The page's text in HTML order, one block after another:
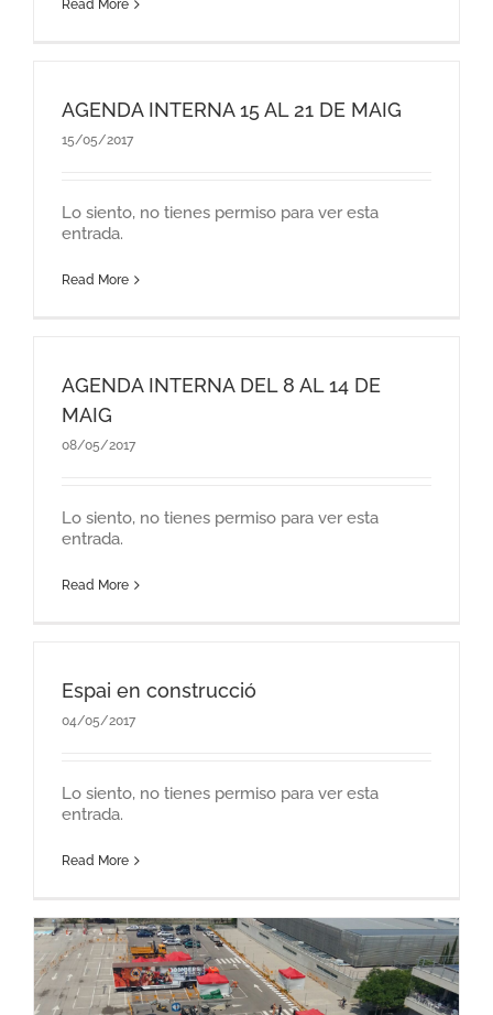
Read More
AGENDA INTERNA 15 AL 21 DE MAIG
15/05/2017
Lo siento, no tienes permiso para ver esta
entrada.
Read More
AGENDA INTERNA DEL 8 AL 14 DE
MAIG
08/05/2017
Lo siento, no tienes permiso para ver esta
entrada.
Read More
Espai en construcció
04/05/2017
Lo siento, no tienes permiso para ver esta
entrada.
Read More